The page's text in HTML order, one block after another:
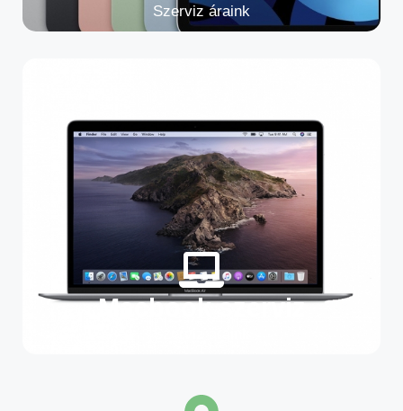
Szerviz áraink
Macbook szerviz